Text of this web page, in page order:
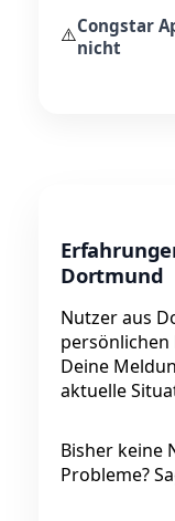
⚠️Congstar
nicht
Dortmund
Nutzer aus
persönlichen
Deine
aktuelle
Bisher keine
Probleme?